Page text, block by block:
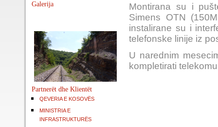
Galerija
Partnerët dhe Klientët
QEVERIA E KOSOVËS
MINISTRIA E
INFRASTRUKTURËS
Montirana su i
Simens OTN
instalirane su i
telefonske linije iz
U narednim
kompletirati